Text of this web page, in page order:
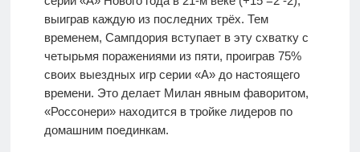
выиграв каждую из последних трёх. Тем
временем, Сампдория вступает в эту схватку с
четырьмя поражениями из пяти, проиграв 75%
своих выездных игр серии «А» до настоящего
времени. Это делает Милан явным фаворитом,
«Россонери» находится в тройке лидеров по
домашним поединкам.